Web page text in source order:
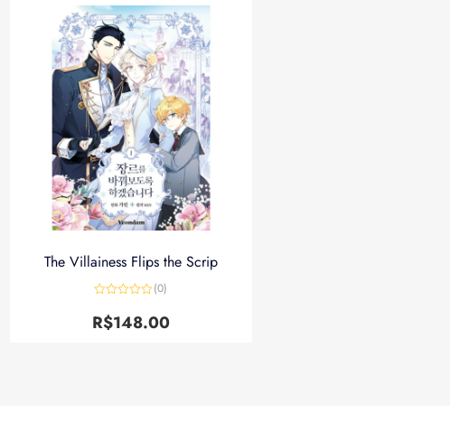
The Villainess Flips the Scrip
0
de
(0)
R$148.00